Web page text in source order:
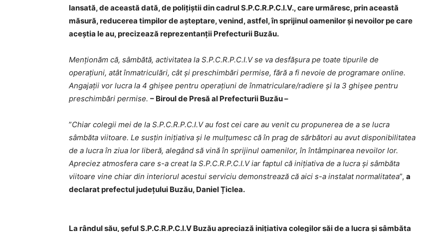
lansată, de această dată, de polițiștii din cadrul S.P.C.R.P.C.I.V., care urmăresc, prin această
măsură, reducerea timpilor de așteptare, venind, astfel, în sprijinul oamenilor și nevoilor pe care
aceștia le au, precizează reprezentanții Prefecturii Buzău.
Menționăm că, sâmbătă, activitatea la S.P.C.R.P.C.I.V se va desfășura pe toate tipurile de
operațiuni, atât înmatriculări, cât și preschimbări permise, fără a fi nevoie de programare online.
Angajații vor lucra la 4 ghișee pentru operațiuni de înmatriculare/radiere și la 3 ghișee pentru
preschimbări permise. – Biroul de Presă al Prefecturii Buzău –
”Chiar colegii mei de la S.P.C.R.P.C.I.V au fost cei care au venit cu propunerea de a se lucra
sâmbăta viitoare. Le susțin inițiativa și le mulțumesc că în prag de sărbători au avut disponibilitatea
de a lucra în ziua lor liberă, alegând să vină în sprijinul oamenilor, în întâmpinarea nevoilor lor.
Apreciez atmosfera care s-a creat la S.P.C.R.P.C.I.V iar faptul că inițiativa de a lucra și sâmbăta
viitoare vine chiar din interiorul acestui serviciu demonstrează că aici s-a instalat normalitatea”, a
declarat prefectul județului Buzău, Daniel Țiclea.
La rândul său, șeful S.P.C.R.P.C.I.V Buzău apreciază inițiativa colegilor săi de a lucra și sâmbăta